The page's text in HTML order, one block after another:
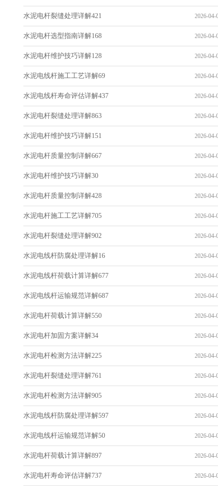
水泥电杆裂缝处理详解421 2026-04-
水泥电杆选型指南详解168 2026-04-
水泥电杆维护技巧详解128 2026-04-
水泥电线杆施工工艺详解69 2026-04-
水泥电线杆寿命评估详解437 2026-04-
水泥电杆裂缝处理详解863 2026-04-
水泥电杆维护技巧详解151 2026-04-
水泥电杆质量控制详解667 2026-04-
水泥电杆维护技巧详解30 2026-04-
水泥电杆质量控制详解428 2026-04-
水泥电杆施工工艺详解705 2026-04-
水泥电杆裂缝处理详解902 2026-04-
水泥电线杆防腐处理详解16 2026-04-
水泥电线杆荷载计算详解677 2026-04-
水泥电线杆运输规范详解687 2026-04-
水泥电杆荷载计算详解550 2026-04-
水泥电杆加固方案详解34 2026-04-
水泥电杆检测方法详解225 2026-04-
水泥电杆裂缝处理详解761 2026-04-
水泥电杆检测方法详解905 2026-04-
水泥电线杆防腐处理详解597 2026-04-
水泥电线杆运输规范详解50 2026-04-
水泥电杆荷载计算详解897 2026-04-
水泥电杆寿命评估详解737 2026-04-